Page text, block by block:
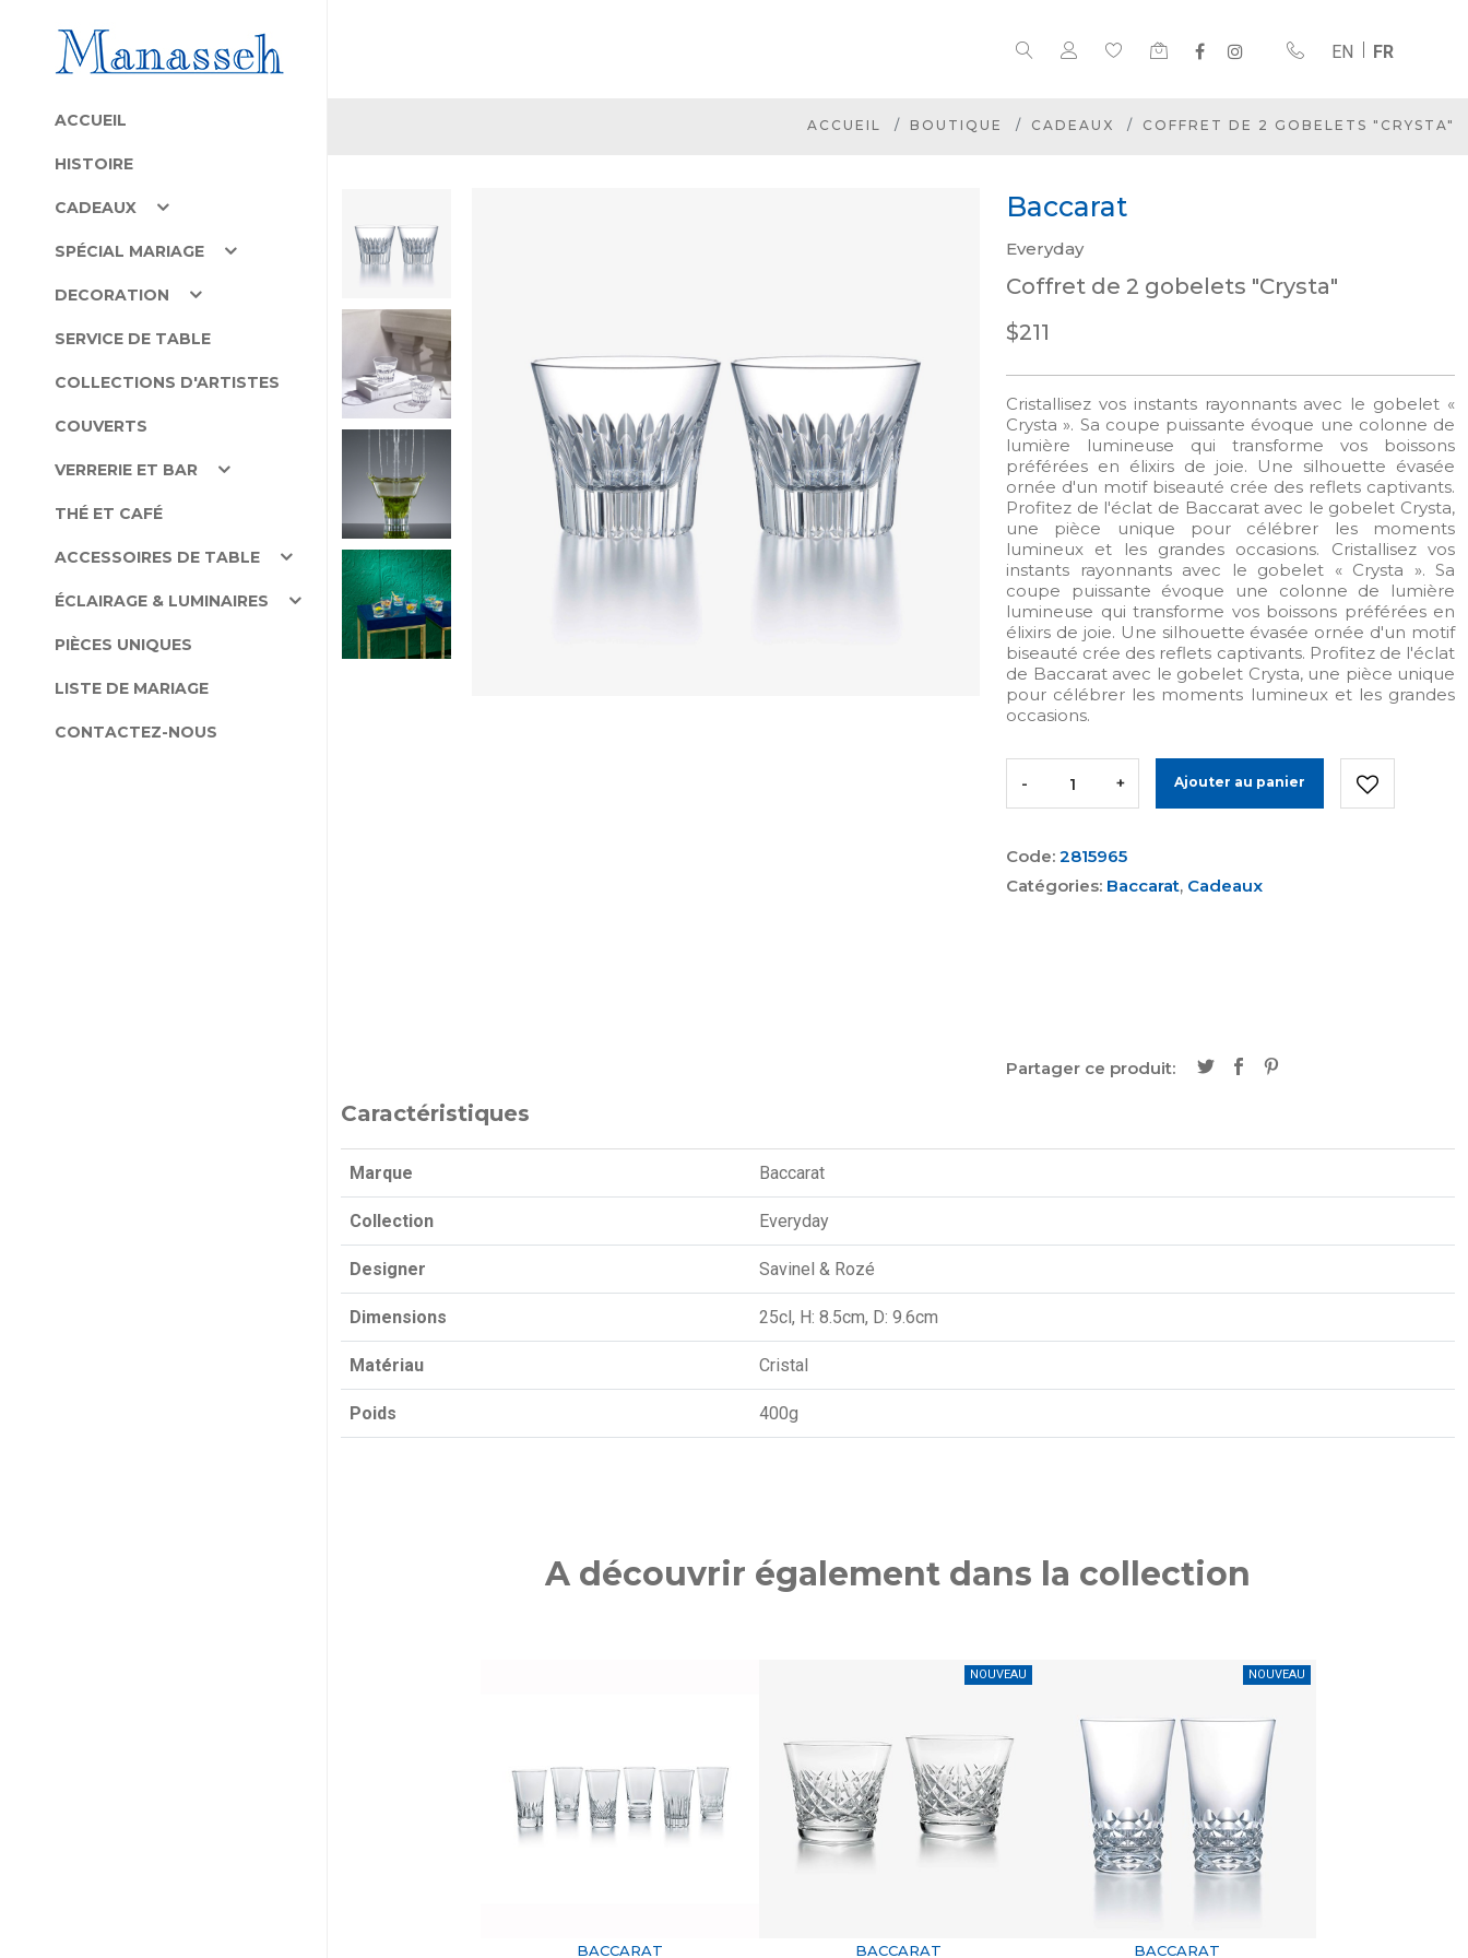
EN FR
ACCUEIL
HISTOIRE
CADEAUX
SPÉCIAL MARIAGE
DECORATION
SERVICE DE TABLE
COLLECTIONS D'ARTISTES
COUVERTS
VERRERIE ET BAR
THÉ ET CAFÉ
ACCESSOIRES DE TABLE
ÉCLAIRAGE & LUMINAIRES
PIÈCES UNIQUES
LISTE DE MARIAGE
CONTACTEZ-NOUS
ACCUEIL BOUTIQUE CADEAUX COFFRET DE 2 GOBELETS "CRYSTA"
Baccarat
Everyday
Coffret de 2 gobelets "Crysta"
$211
Cristallisez vos instants rayonnants avec le gobelet «
Crysta ». Sa coupe puissante évoque une colonne de
lumière lumineuse qui transforme vos boissons
préférées en élixirs de joie. Une silhouette évasée
ornée d'un motif biseauté crée des reflets captivants.
Profitez de l'éclat de Baccarat avec le gobelet Crysta,
une pièce unique pour célébrer les moments
lumineux et les grandes occasions. Cristallisez vos
instants rayonnants avec le gobelet « Crysta ». Sa
coupe puissante évoque une colonne de lumière
lumineuse qui transforme vos boissons préférées en
élixirs de joie. Une silhouette évasée ornée d'un motif
biseauté crée des reflets captivants. Profitez de l'éclat
de Baccarat avec le gobelet Crysta, une pièce unique
pour célébrer les moments lumineux et les grandes
occasions.
- + Ajouter au panier
Code: 2815965
Catégories: Baccarat, Cadeaux
Partager ce produit:
Caractéristiques
Marque Baccarat
Collection Everyday
Designer Savinel & Rozé
Dimensions 25cl, H: 8.5cm, D: 9.6cm
Matériau Cristal
Poids 400g
A découvrir également dans la collection
BACCARAT
NOUVEAU
BACCARAT
NOUVEAU
BACCARAT